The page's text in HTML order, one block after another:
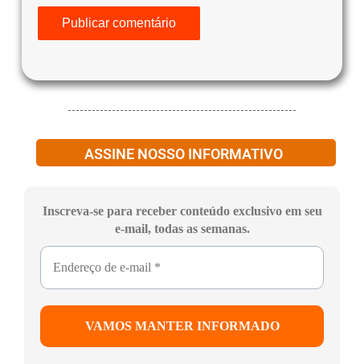
ASSINE NOSSO INFORMATIVO
Inscreva-se para receber conteúdo exclusivo em seu
e-mail, todas as semanas.